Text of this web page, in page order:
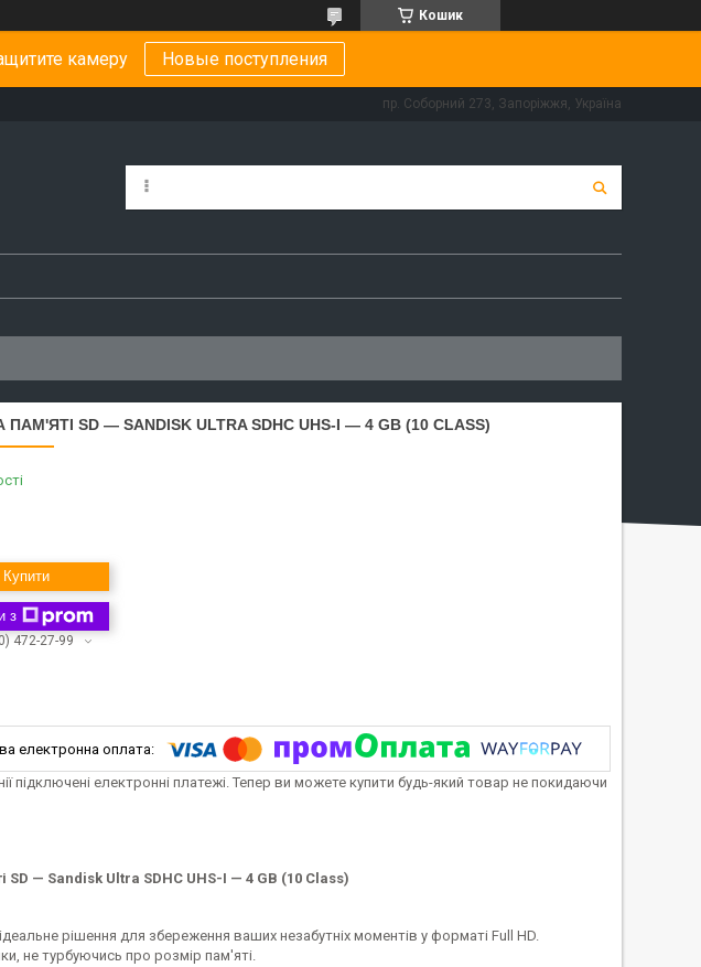
Кошик
камеру Новые поступления
пр. Соборний 273, Запоріжжя, Україна
ПАМ'ЯТІ SD — SANDISK ULTRA SDHC UHS-I — 4 GB (10 CLASS)
Купити
з
472-27-99
підключені електронні платежі. Тепер ви можете купити будь-який товар не покидаючи
SD — Sandisk Ultra SDHC UHS-I — 4 GB (10 Class)
рішення для збереження ваших незабутніх моментів у форматі Full HD.
не турбуючись про розмір пам'яті.